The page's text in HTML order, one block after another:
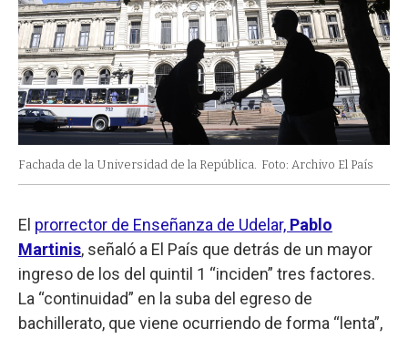
Fachada de la Universidad de la República. Foto: Archivo El País
El prorrector de Enseñanza de Udelar, Pablo
Martinis, señaló a El País que detrás de un mayor
ingreso de los del quintil 1 “inciden” tres factores.
La “continuidad” en la suba del egreso de
bachillerato, que viene ocurriendo de forma “lenta”,